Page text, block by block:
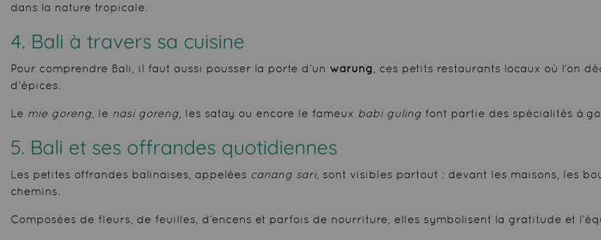
dans la nature tropicale.
4. Bali à travers sa cuisine
Pour comprendre Bali, il faut aussi pousser la porte d’un warung, ces petits restaurants locaux où l’on
d’épices.
Le mie goreng, le nasi goreng, les satay ou encore le fameux babi guling font partie des spécialités à
5. Bali et ses offrandes quotidiennes
Les petites offrandes balinaises, appelées canang sari, sont visibles partout : devant les maisons, les
chemins.
Composées de fleurs, de feuilles, d’encens et parfois de nourriture, elles symbolisent la gratitude et